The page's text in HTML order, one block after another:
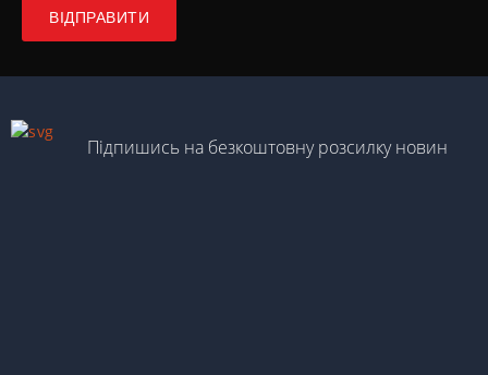
Підпишись на безкоштовну розсилку новин